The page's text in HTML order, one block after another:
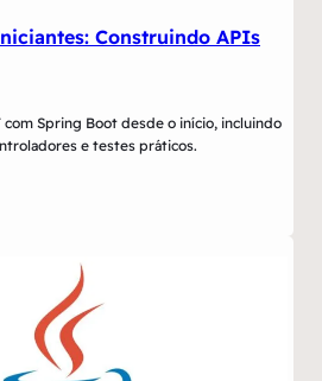
Construindo APIs
com Spring Boot desde o início, incluindo
e testes práticos.